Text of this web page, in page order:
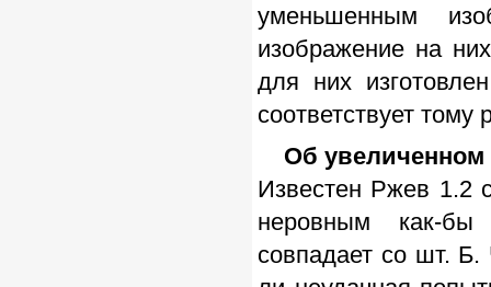
уменьшенным
изображение на
для них
соответствует
Об увеличенном
Известен Ржев 1.2
неровным как-
совпадает со шт. Б.